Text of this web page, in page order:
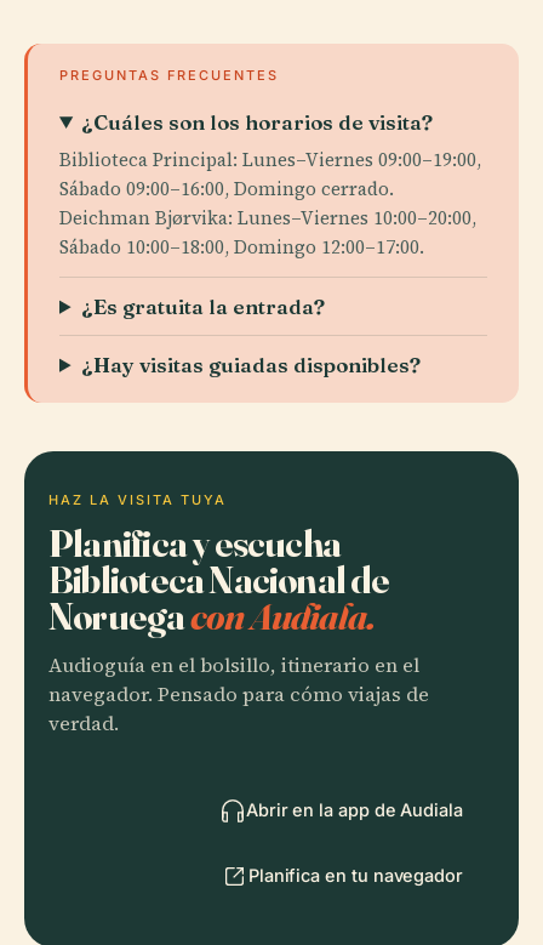
PREGUNTAS FRECUENTES
¿Cuáles son los horarios de visita?
Biblioteca Principal: Lunes–Viernes 09:00–19:00,
Sábado 09:00–16:00, Domingo cerrado.
Deichman Bjørvika: Lunes–Viernes 10:00–20:00,
Sábado 10:00–18:00, Domingo 12:00–17:00.
¿Es gratuita la entrada?
¿Hay visitas guiadas disponibles?
HAZ LA VISITA TUYA
Planifica y escucha
Biblioteca Nacional de
Noruegacon Audiala.
Audioguía en el bolsillo, itinerario en el
navegador. Pensado para cómo viajas de
verdad.
Abrir en la app de Audiala
Planifica en tu navegador